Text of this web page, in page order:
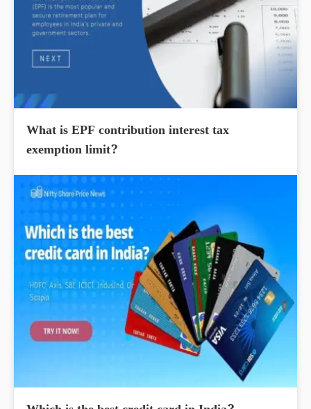
What is EPF contribution interest tax
exemption limit?